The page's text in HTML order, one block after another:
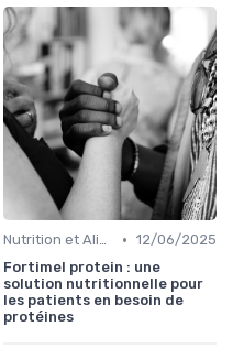
Nutrition et Alimentation Saine • 12/06/2025
Fortimel protein : une
solution nutritionnelle pour
les patients en besoin de
protéines